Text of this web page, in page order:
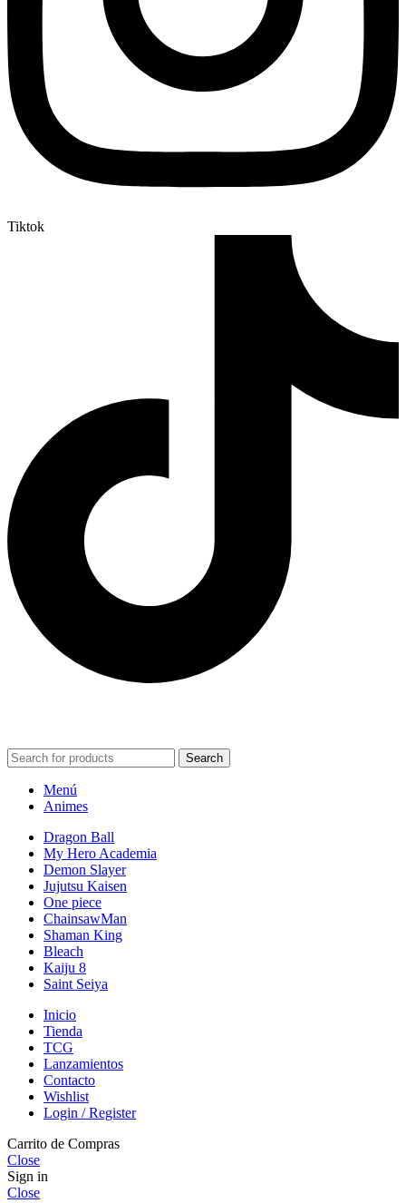
Tiktok
Search
Menú
Animes
Dragon Ball
My Hero Academia
Demon Slayer
Jujutsu Kaisen
One piece
ChainsawMan
Shaman King
Bleach
Kaiju 8
Saint Seiya
Inicio
Tienda
TCG
Lanzamientos
Contacto
Wishlist
Login / Register
Carrito de Compras
Close
Sign in
Close